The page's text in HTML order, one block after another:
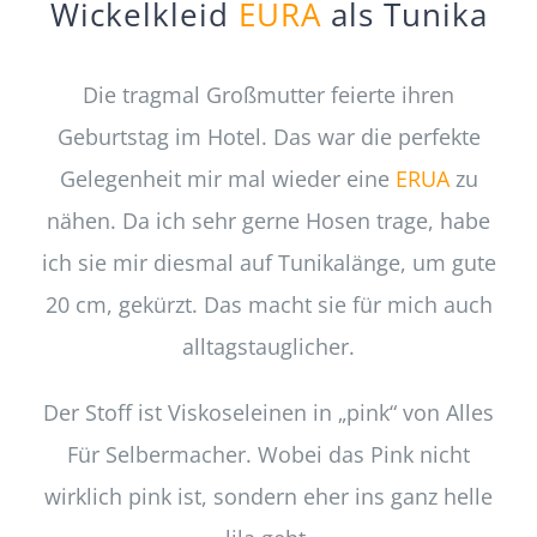
Wickelkleid EURAals Tunika
Die tragmal Großmutter feierte ihren
Geburtstag im Hotel. Das war die perfekte
Gelegenheit mir mal wieder eine ERUAzu
nähen. Da ich sehr gerne Hosen trage, habe
ich sie mir diesmal auf Tunikalänge, um gute
20 cm, gekürzt. Das macht sie für mich auch
alltagstauglicher.
Der Stoff ist Viskoseleinen in „pink“ von Alles
Für Selbermacher. Wobei das Pink nicht
wirklich pink ist, sondern eher ins ganz helle